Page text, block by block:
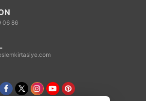
06 86